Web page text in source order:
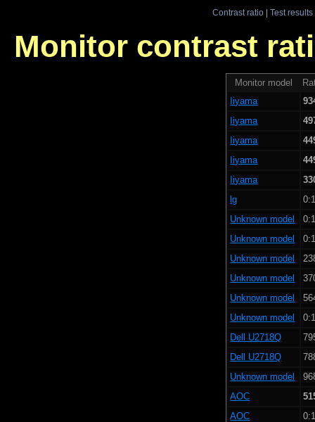
Contrast ratio| Test results
Monitor contrast
Monitor model
Iiyama
Iiyama
Iiyama
Iiyama
Iiyama
lg
Unknown model
Unknown model
Unknown model
Unknown model
Unknown model
Unknown model
Dell U2718Q
Dell U2718Q
Unknown model
AOC
AOC